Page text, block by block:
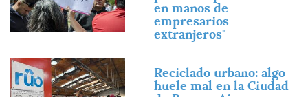
en manos de
empresarios
extranjeros"
Imagen
Reciclado urbano: algo
huele mal en la Ciudad